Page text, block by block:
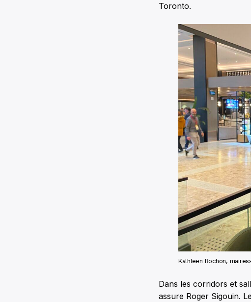
Toronto.
Kathleen Rochon,
Dans les corridors et
assure Roger Sigouin.